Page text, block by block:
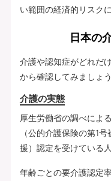
い範囲の経済的リスク
日本の
介護や認知症がどれだ
から確認してみましょう
介護の実態
厚生労働省の調べによ
（公的介護保険の第1
援）認定を受けている
年齢ごとの要介護認定